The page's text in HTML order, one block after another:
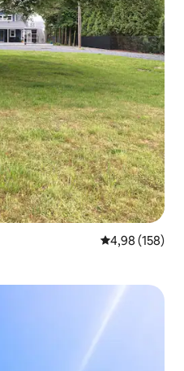
4,98 av 5 i
4,98 (158)